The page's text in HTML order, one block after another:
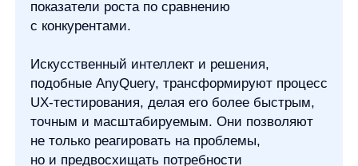
Свяжитесь со мной
Продукты
anyQuery
anyRecs
anyReviews
Материалы
Блог
Документация
по интеграции